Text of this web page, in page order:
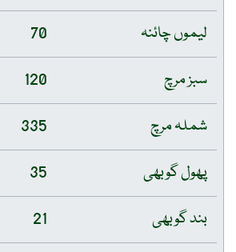
لیموں چائنہ
70
سبز مرچ
120
شملہ مرچ
335
پھول گوبھی
35
بند گوبھی
21